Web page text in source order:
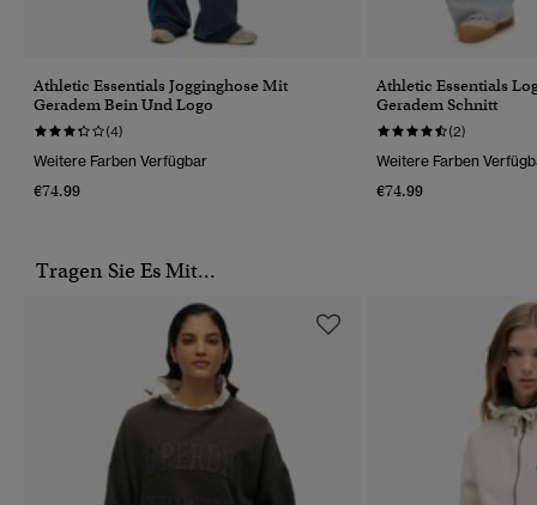
Athletic Essentials Jogginghose Mit
Geradem Bein Und Logo
(4)
Weitere Farben Verfügbar
€74.99
Athletic Essentials
Geradem Schnitt
(2)
Weitere Farben
€74.99
Tragen Sie Es Mit...